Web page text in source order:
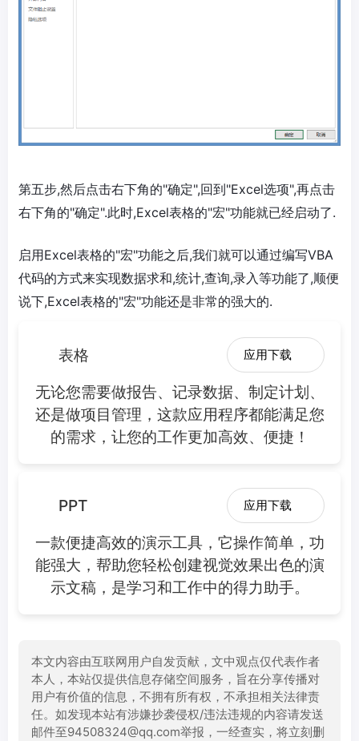
第五步,然后点击右下角的"确定",回到"Excel选项",再点击
右下角的"确定".此时,Excel表格的"宏"功能就已经启动了.
启用Excel表格的"宏"功能之后,我们就可以通过编写VBA
代码的方式来实现数据求和,统计,查询,录入等功能了,顺便
说下,Excel表格的"宏"功能还是非常的强大的.
表格 应用下载
无论您需要做报告、记录数据、制定计划、
还是做项目管理，这款应用程序都能满足您
的需求，让您的工作更加高效、便捷！
PPT 应用下载
一款便捷高效的演示工具，它操作简单，功
能强大，帮助您轻松创建视觉效果出色的演
示文稿，是学习和工作中的得力助手。
本文内容由互联网用户自发贡献，文中观点仅代表作者
本人，本站仅提供信息存储空间服务，旨在分享传播对
用户有价值的信息，不拥有所有权，不承担相关法律责
任。如发现本站有涉嫌抄袭侵权/违法违规的内容请发送
邮件至94508324@qq.com举报，一经查实，将立刻删